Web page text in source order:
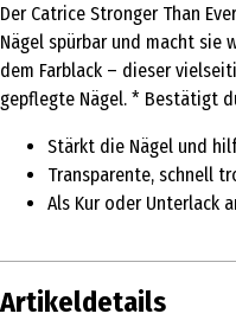
Der Catrice Stronger Than
Nägel spürbar und macht sie
dem Farblack – dieser
gepflegte Nägel. * Bestätigt
Stärkt die Nägel und
Transparente, schnell
Als Kur oder Unterlack
Artikeldetails